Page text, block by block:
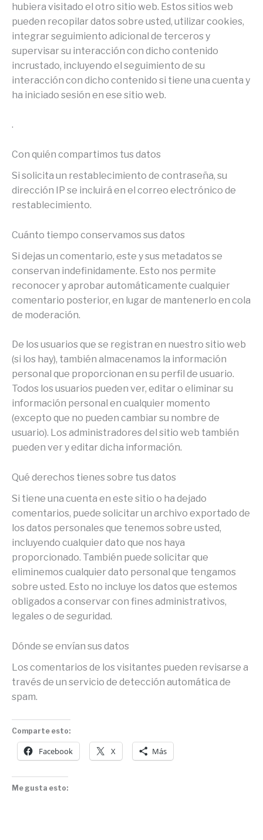
hubiera visitado el otro sitio web. Estos sitios web
pueden recopilar datos sobre usted, utilizar cookies,
integrar seguimiento adicional de terceros y
supervisar su interacción con dicho contenido
incrustado, incluyendo el seguimiento de su
interacción con dicho contenido si tiene una cuenta y
ha iniciado sesión en ese sitio web.
.
Con quién compartimos tus datos
Si solicita un restablecimiento de contraseña, su
dirección IP se incluirá en el correo electrónico de
restablecimiento.
Cuánto tiempo conservamos sus datos
Si dejas un comentario, este y sus metadatos se
conservan indefinidamente. Esto nos permite
reconocer y aprobar automáticamente cualquier
comentario posterior, en lugar de mantenerlo en cola
de moderación.
De los usuarios que se registran en nuestro sitio web
(si los hay), también almacenamos la información
personal que proporcionan en su perfil de usuario.
Todos los usuarios pueden ver, editar o eliminar su
información personal en cualquier momento
(excepto que no pueden cambiar su nombre de
usuario). Los administradores del sitio web también
pueden ver y editar dicha información.
Qué derechos tienes sobre tus datos
Si tiene una cuenta en este sitio o ha dejado
comentarios, puede solicitar un archivo exportado de
los datos personales que tenemos sobre usted,
incluyendo cualquier dato que nos haya
proporcionado. También puede solicitar que
eliminemos cualquier dato personal que tengamos
sobre usted. Esto no incluye los datos que estemos
obligados a conservar con fines administrativos,
legales o de seguridad.
Dónde se envían sus datos
Los comentarios de los visitantes pueden revisarse a
través de un servicio de detección automática de
spam.
Comparte esto:
Facebook X Más
Me gusta esto: